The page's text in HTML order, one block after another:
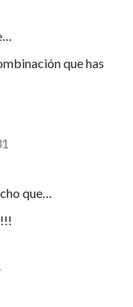
que has
que…